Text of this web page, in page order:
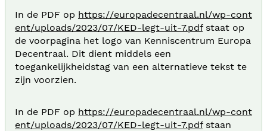
In de PDF op https://europadecentraal.nl/wp-cont
ent/uploads/2023/07/KED-legt-uit-7.pdfstaat op
de voorpagina het logo van Kenniscentrum Europa
Decentraal. Dit dient middels een
toegankelijkheidstag van een alternatieve tekst te
zijn voorzien.
In de PDF op https://europadecentraal.nl/wp-cont
ent/uploads/2023/07/KED-legt-uit-7.pdfstaan